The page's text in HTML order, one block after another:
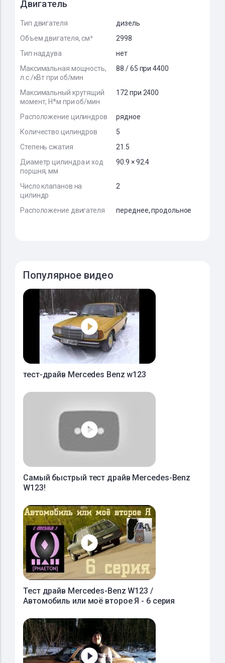
Двигатель
Тип двигателя
дизель
Объем двигателя, см³
2998
Тип наддува
нет
Максимальная мощность,
л.с./кВт при об/мин
88 / 65 при 4400
Максимальный крутящий
момент, Н*м при об/мин
172 при 2400
Расположение цилиндров
рядное
Количество цилиндров
5
Степень сжатия
21.5
Диаметр цилиндра и ход
поршня, мм
90.9 × 92.4
Число клапанов на
цилиндр
2
Расположение двигателя переднее, продольное
Популярное видео
тест-драйв Mercedes Benz w123
Самый быстрый тест драйв Mercedes-Benz
W123!
Тест драйв Mercedes-Benz W123 /
Автомобиль или моё второе Я - 6 серия